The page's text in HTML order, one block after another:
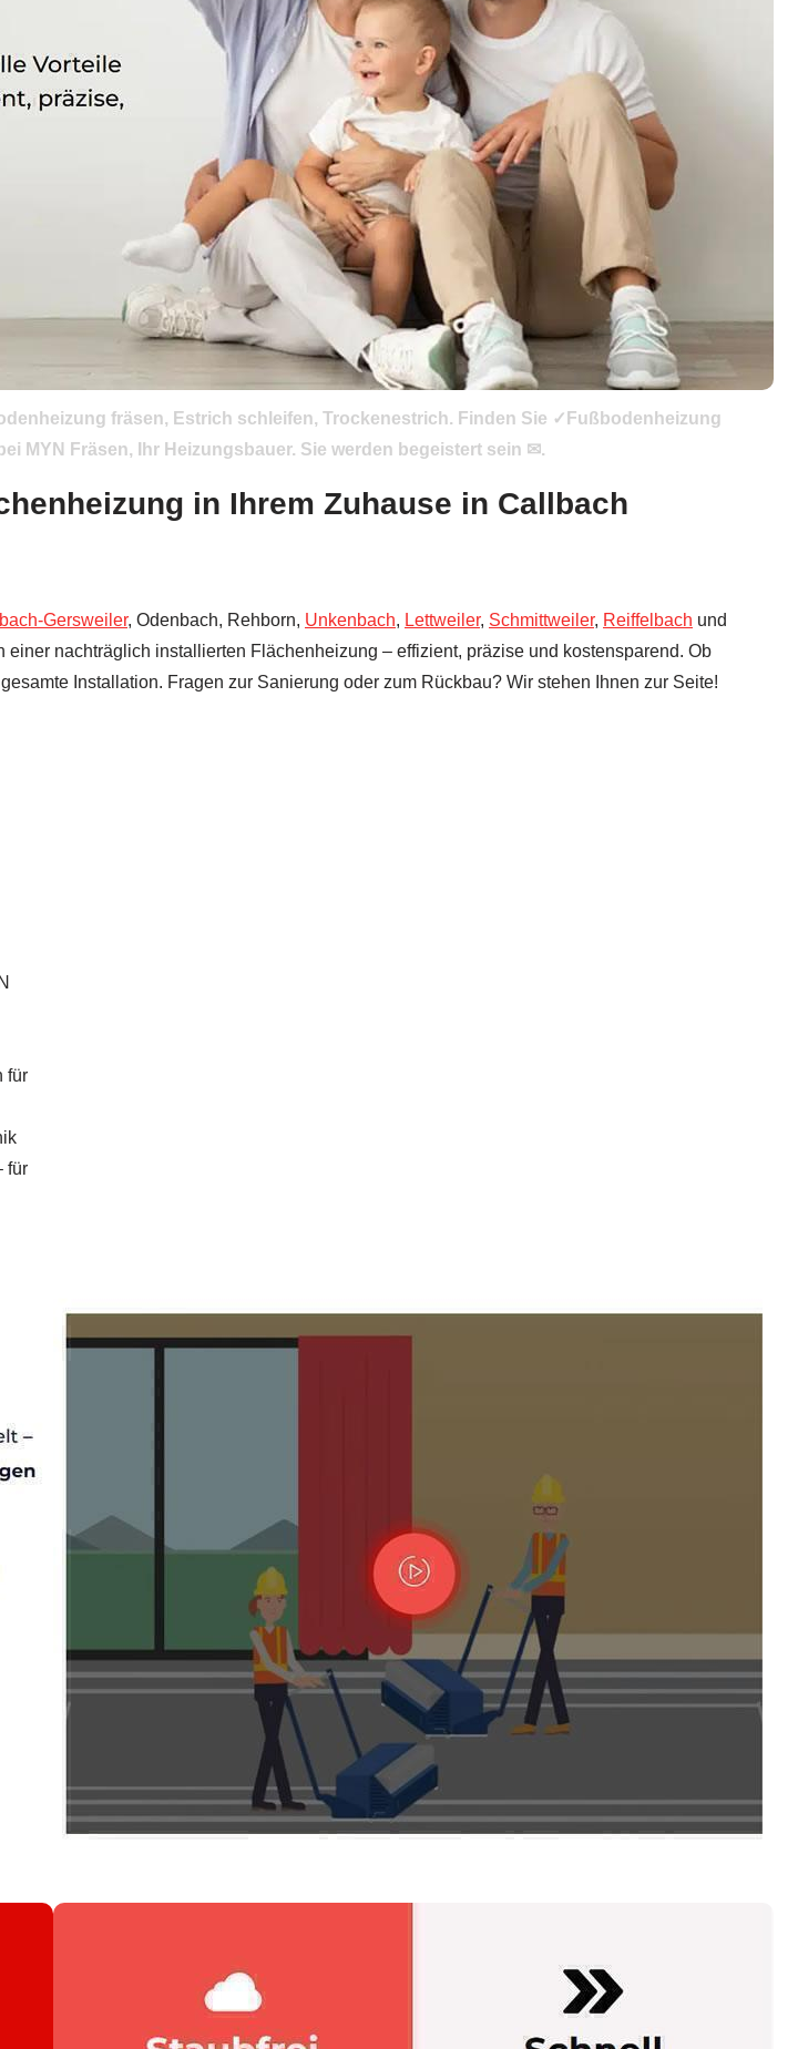
fräsen, Estrich schleifen, Trockenestrich. Finden Sie ✓Fußbodenheizung
Fräsen, Ihr Heizungsbauer. Sie werden begeistert sein ✉.
in Ihrem Zuhause in Callbach
Gersweiler, Odenbach, Rehborn, Unkenbach, Lettweiler, Schmittweiler, Reiffelbach und
nachträglich installierten Flächenheizung – effizient, präzise und kostensparend. Ob
Installation. Fragen zur Sanierung oder zum Rückbau? Wir stehen Ihnen zur Seite!
für
für